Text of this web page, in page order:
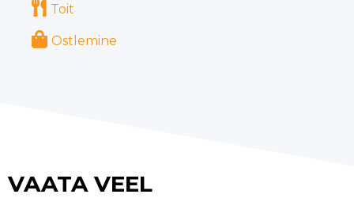
Toit
Ostlemine
VAATA VEEL